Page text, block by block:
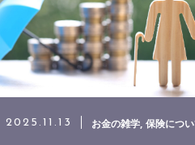
2025.11.13 お金の雑学 保険につ